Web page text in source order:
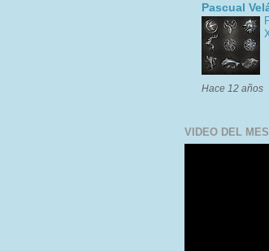
Pascual
Hace 12 años
VIDEO DEL MES